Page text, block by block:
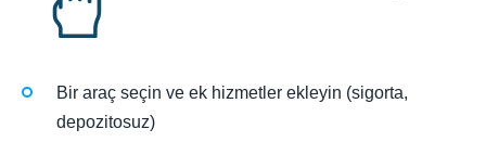
Bir araç seçin ve ek hizmetler ekleyin (sigorta,
depozitosuz)